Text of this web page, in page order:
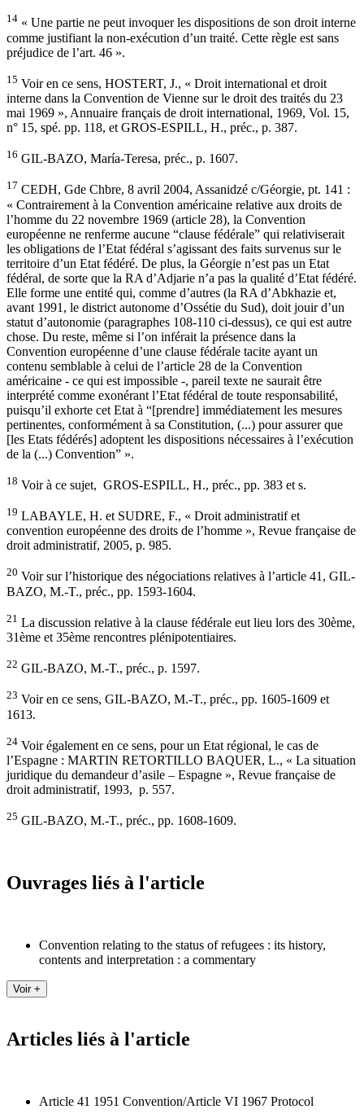
14 « Une partie ne peut invoquer les dispositions de son droit interne
comme justifiant la non-exécution d’un traité. Cette règle est sans
préjudice de l’art. 46 ».
15 Voir en ce sens, HOSTERT, J., « Droit international et droit
interne dans la Convention de Vienne sur le droit des traités du 23
mai 1969 », Annuaire français de droit international, 1969, Vol. 15,
n° 15, spé. pp. 118, et GROS-ESPILL, H., préc., p. 387.
16 GIL-BAZO, María-Teresa, préc., p. 1607.
17 CEDH, Gde Chbre, 8 avril 2004, Assanidzé c/Géorgie, pt. 141 :
« Contrairement à la Convention américaine relative aux droits de
l’homme du 22 novembre 1969 (article 28), la Convention
européenne ne renferme aucune “clause fédérale” qui relativiserait
les obligations de l’Etat fédéral s’agissant des faits survenus sur le
territoire d’un Etat fédéré. De plus, la Géorgie n’est pas un Etat
fédéral, de sorte que la RA d’Adjarie n’a pas la qualité d’Etat fédéré.
Elle forme une entité qui, comme d’autres (la RA d’Abkhazie et,
avant 1991, le district autonome d’Ossétie du Sud), doit jouir d’un
statut d’autonomie (paragraphes 108-110 ci-dessus), ce qui est autre
chose. Du reste, même si l’on inférait la présence dans la
Convention européenne d’une clause fédérale tacite ayant un
contenu semblable à celui de l’article 28 de la Convention
américaine - ce qui est impossible -, pareil texte ne saurait être
interprété comme exonérant l’Etat fédéral de toute responsabilité,
puisqu’il exhorte cet Etat à “[prendre] immédiatement les mesures
pertinentes, conformément à sa Constitution, (...) pour assurer que
[les Etats fédérés] adoptent les dispositions nécessaires à l’exécution
de la (...) Convention” ».
18 Voir à ce sujet, GROS-ESPILL, H., préc., pp. 383 et s.
19 LABAYLE, H. et SUDRE, F., « Droit administratif et
convention européenne des droits de l’homme », Revue française de
droit administratif, 2005, p. 985.
20 Voir sur l’historique des négociations relatives à l’article 41, GIL-
BAZO, M.-T., préc., pp. 1593-1604.
21 La discussion relative à la clause fédérale eut lieu lors des 30ème,
31ème et 35ème rencontres plénipotentiaires.
22 GIL-BAZO, M.-T., préc., p. 1597.
23 Voir en ce sens, GIL-BAZO, M.-T., préc., pp. 1605-1609 et
1613.
24 Voir également en ce sens, pour un Etat régional, le cas de
l’Espagne : MARTIN RETORTILLO BAQUER, L., « La situation
juridique du demandeur d’asile – Espagne », Revue française de
droit administratif, 1993, p. 557.
25 GIL-BAZO, M.-T., préc., pp. 1608-1609.
Ouvrages liés à l'article
Convention relating to the status of refugees : its history,
contents and interpretation : a commentary
Articles liés à l'article
Article 41 1951 Convention/Article VI 1967 Protocol